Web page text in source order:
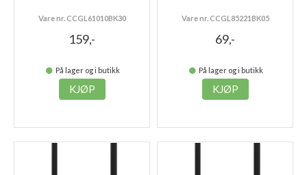
Vare nr. CCGL61010BK30
159,-
På lager og i butikk
KJØP
Vare nr. CCGL85221BK05
69,-
På lager og i butikk
KJØP